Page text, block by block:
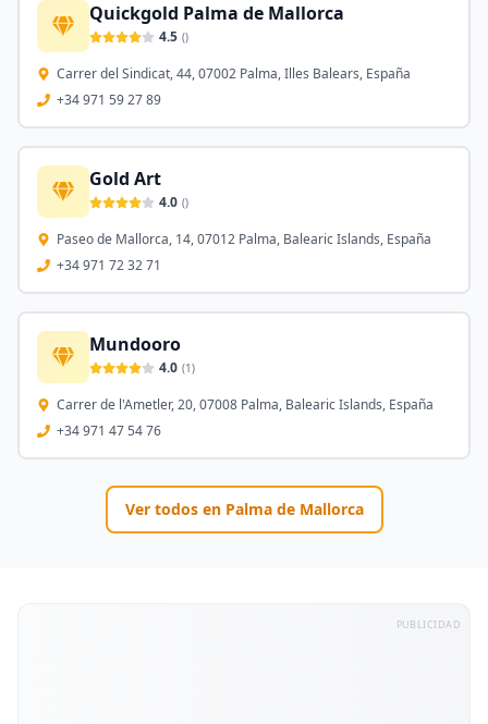
Quickgold Palma de Mallorca
4.5 ()
Carrer del Sindicat, 44, 07002 Palma, Illes Balears, España
+34 971 59 27 89
Gold Art
4.0 ()
Paseo de Mallorca, 14, 07012 Palma, Balearic Islands, España
+34 971 72 32 71
Mundooro
4.0 (1)
Carrer de l'Ametler, 20, 07008 Palma, Balearic Islands, España
+34 971 47 54 76
Ver todos en Palma de Mallorca
PUBLICIDAD